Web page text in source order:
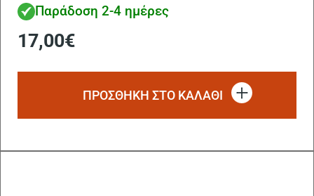
Παράδοση 2-4 ημέρες
17,00€
ΠΡΟΣΘΗΚΗ ΣΤΟ ΚΑΛΑΘΙ